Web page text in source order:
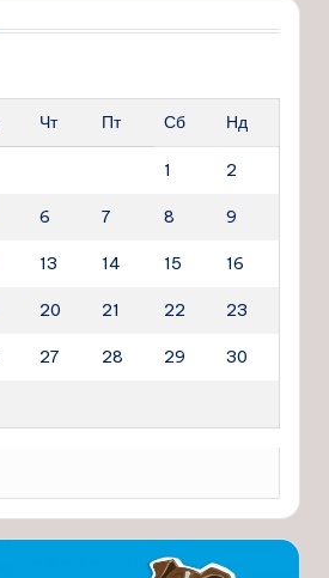
Чт Пт Сб Нд
1 2
6 7 8 9
13 14 15 16
20 21 22 23
27 28 29 30